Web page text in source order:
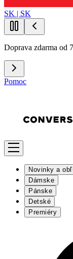
SK | SK
Doprava zdarma od
Pomoc
Novinky a
Dámske
Pánske
Detské
Premiéry